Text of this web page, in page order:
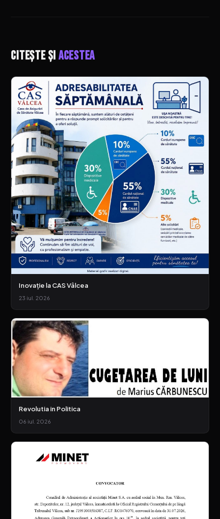
Citește șiacestea
Inovație la CAS Vâlcea
23 iul. 2026
Revolutia in Politica
06 iul. 2026